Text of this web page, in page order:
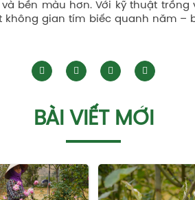
bền màu hơn. Với kỹ thuật trồng
không gian tím biếc quanh năm –
BÀI VIẾT MỚI